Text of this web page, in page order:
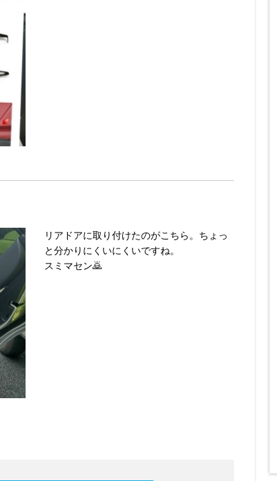
リアドアに取り付けたのがこちら。ちょっ
と分かりにくいにくいですね。
スミマセン🙇